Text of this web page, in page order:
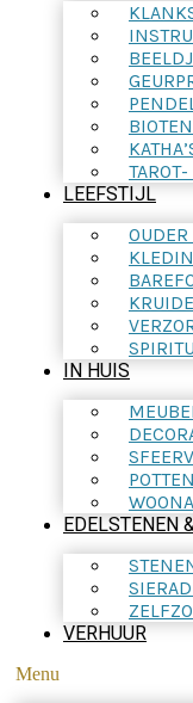
LEEFSTIJL
IN HUIS
EDELSTENEN
VERHUUR
Menu